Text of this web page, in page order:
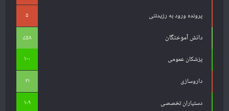
پرونده ورود به رزیدنتی ۵
دانش آموختگان ۷۵۸
پزشکان عمومی ۱۰۰
داروسازی ۲۱
دستیاران تخصصی ۱۰۹